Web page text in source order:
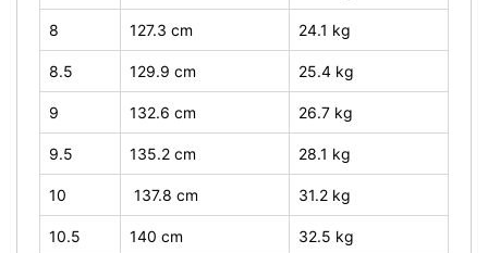
8 127.3 cm 24.1 kg
8.5 129.9 cm 25.4 kg
9 132.6 cm 26.7 kg
9.5 135.2 cm 28.1 kg
10 137.8 cm 31.2 kg
10.5 140 cm 32.5 kg